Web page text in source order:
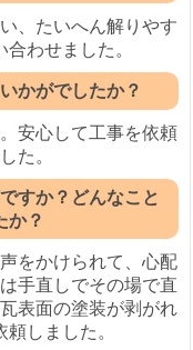
、たいへん解りやす
わせました。
かがでしたか？
安心して工事を依頼
た。
すか？どんなこと
か？
をかけられて、心配
手直しでその場で直
表面の塗装が剥がれ
しました。